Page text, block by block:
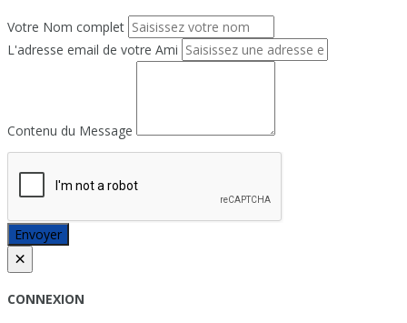
Votre Nom complet
L'adresse email de votre Ami
Contenu du Message
Envoyer
×
CONNEXION